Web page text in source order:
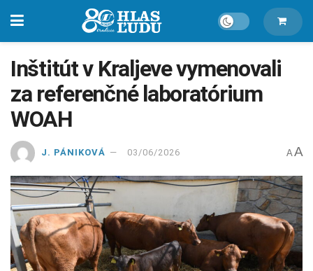
Inštitút v Kraljeve vymenovali
za referenčné laboratórium
WOAH
J. PÁNIKOVÁ 03/06/2026 A A